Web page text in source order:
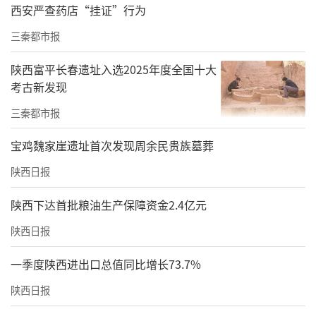
西安严查药店“挂证”行为
三秦都市报
陕西富平长春遗址入选2025年度全国十大
考古新发现
三秦都市报
宝鸡魏家崖遗址首次发现周余民贵族墓葬
陕西日报
陕西下达首批粮油生产保障资金2.4亿元
陕西日报
一季度陕西进出口总值同比增长73.7%
陕西日报